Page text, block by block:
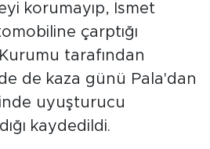
korumayıp, İsmet
çarptığı
tarafından
de kaza günü Pala'dan
uyuşturucu
kaydedildi.